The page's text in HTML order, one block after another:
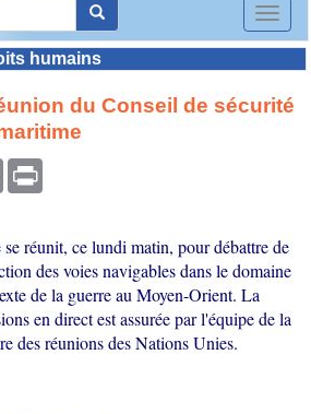
Toggle
humains
du Conseil de sécurité
Email
réunit, ce lundi matin, pour débattre de
des voies navigables dans le domaine
de la guerre au Moyen-Orient. La
en direct est assurée par l'équipe de la
des réunions des Nations Unies.